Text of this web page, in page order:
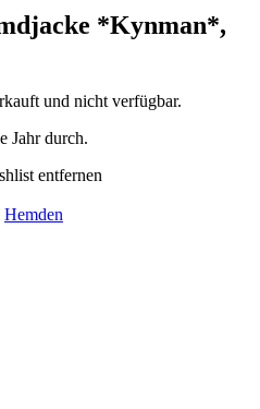
*Kynman*,
und nicht verfügbar.
Jahr durch.
entfernen
Hemden